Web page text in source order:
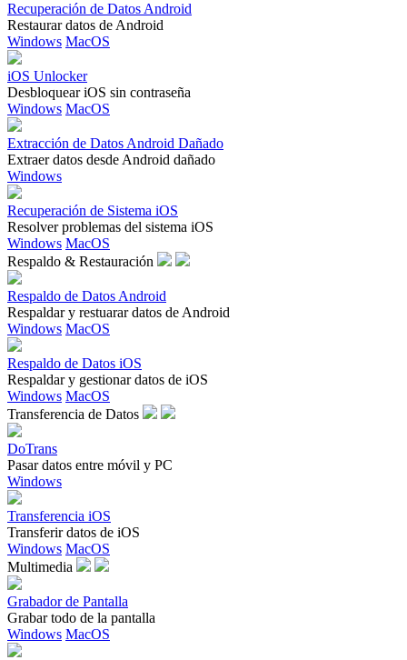
Recuperación de Datos Android
Restaurar datos de Android
Windows MacOS
iOS Unlocker
Desbloquear iOS sin contraseña
Windows MacOS
Extracción de Datos Android Dañado
Extraer datos desde Android dañado
Windows
Recuperación de Sistema iOS
Resolver problemas del sistema iOS
Windows MacOS
Respaldo & Restauración
Respaldo de Datos Android
Respaldar y restuarar datos de Android
Windows MacOS
Respaldo de Datos iOS
Respaldar y gestionar datos de iOS
Windows MacOS
Transferencia de Datos
DoTrans
Pasar datos entre móvil y PC
Windows
Transferencia iOS
Transferir datos de iOS
Windows MacOS
Multimedia
Grabador de Pantalla
Grabar todo de la pantalla
Windows MacOS